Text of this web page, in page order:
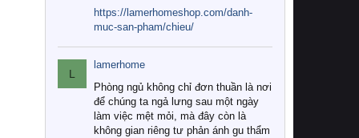
https://lamerhomeshop.com/danh-
muc-san-pham/chieu/
L
lamerhome
Phòng ngủ không chỉ đơn thuần là nơi
để chúng ta ngả lưng sau một ngày
làm việc mệt mỏi, mà đây còn là
không gian riêng tư phản ánh gu thẩm